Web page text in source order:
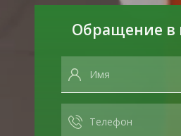
Обращение в